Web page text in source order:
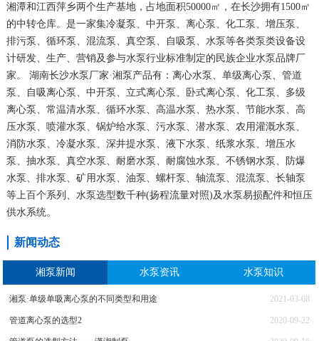
湘潭和江西萍乡两个生产基地，占地面积50000㎡，在长沙拥有1500㎡
的中转仓库。是一家集冷凝泵、中开泵、离心泵、化工泵、增压泵、
排污泵、循环泵、混流泵、真空泵、自吸泵、水泵等各类泵类设备设
计研发、生产、营销及参与水泵行业标准制定的民族企业水泵品牌厂
家。 湖南长沙水泵厂家·湘泵产品有：离心水泵、单级离心泵、管道
泵、自吸离心泵、中开泵、立式离心泵、卧式离心泵、化工泵、多级
离心泵、常温清水泵、循环水泵、高温水泵、热水泵、节能水泵、高
压水泵、喷灌水泵、锅炉给水泵、污水泵、潜水泵、农用灌溉水泵、
消防水泵、冷凝水泵、深井提水泵、液下水泵、纸浆水泵、增压水
泵、抽水泵、真空水泵、耐磨水泵、耐腐蚀水泵、不锈钢水泵、防爆
水泵、排水泵、矿用水泵、油泵、螺杆泵、轴流泵、混流泵、长轴泵
等上百个系列、水泵选型数千种(扬程流量对照)及水泵易损配件和恒压
供水系统。
新闻动态
湘泵新闻 水泵资讯 水泵知识
湘泵·单级单吸离心泵的不同类型和用途 2021-03-08
管道离心泵的选型2 2020-09-22